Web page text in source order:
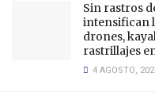
Sin rastros
intensifican
drones,
rastrillajes
4 AGOSTO,